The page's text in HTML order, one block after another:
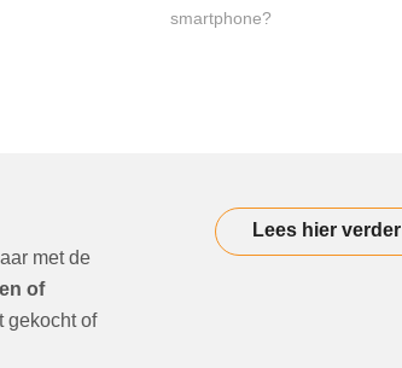
smartphone?
met de
of
gekocht of
Lees hier verder